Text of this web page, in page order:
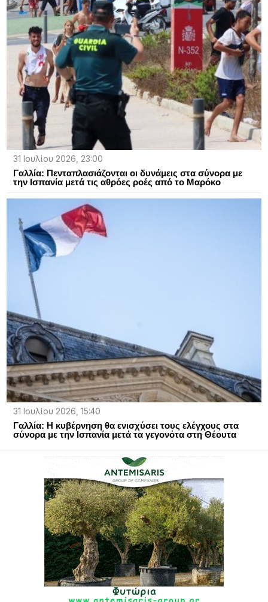
31 Ιουλίου 2026, 23:00
Γαλλία: Πενταπλασιάζονται οι δυνάμεις στα σύνορα με
την Ισπανία μετά τις αθρόες ροές από το Μαρόκο
31 Ιουλίου 2026, 15:40
Γαλλία: Η κυβέρνηση θα ενισχύσει τους ελέγχους στα
σύνορα με την Ισπανία μετά τα γεγονότα στη Θέουτα